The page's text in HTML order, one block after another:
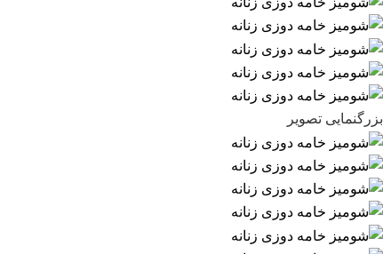
بزرگنمایی تصویر